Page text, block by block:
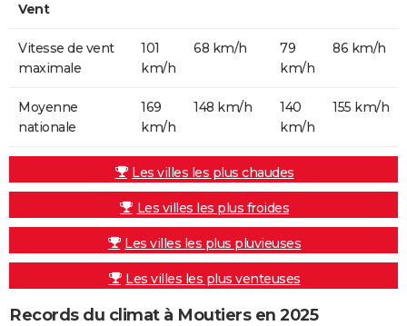
Vent
Vitesse de vent
maximale
101
km/h
68 km/h
79
km/h
86 km/h
Moyenne
nationale
169
km/h
148 km/h
140
km/h
155 km/h
Les villes les plus chaudes
Les villes les plus froides
Les villes les plus pluvieuses
Les villes les plus venteuses
Records du climat à Moutiers en 2025